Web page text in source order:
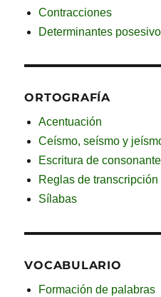
Contracciones
Determinantes
ORTOGRAFÍA
Acentuación
Ceísmo, seísmo y
Escritura de
Reglas de transcripción
Sílabas
VOCABULARIO
Formación de palabras